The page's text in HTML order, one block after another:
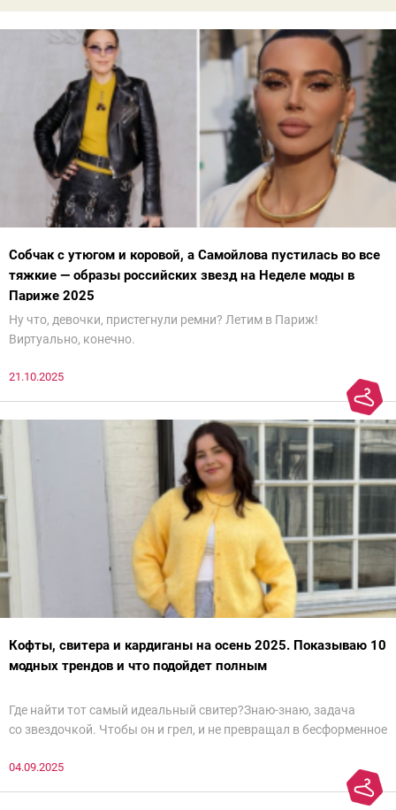
Собчак с утюгом и коровой, а Самойлова пустилась во все
тяжкие — образы российских звезд на Неделе моды в
Париже 2025
Ну что, девочки, пристегнули ремни? Летим в Париж!
Виртуально, конечно.
21.10.2025
Кофты, свитера и кардиганы на осень 2025. Показываю 10
модных трендов и что подойдет полным
Где найти тот самый идеальный свитер?Знаю-знаю, задача
со звездочкой. Чтобы он и грел, и не превращал в бесформенное
паники.
04.09.2025